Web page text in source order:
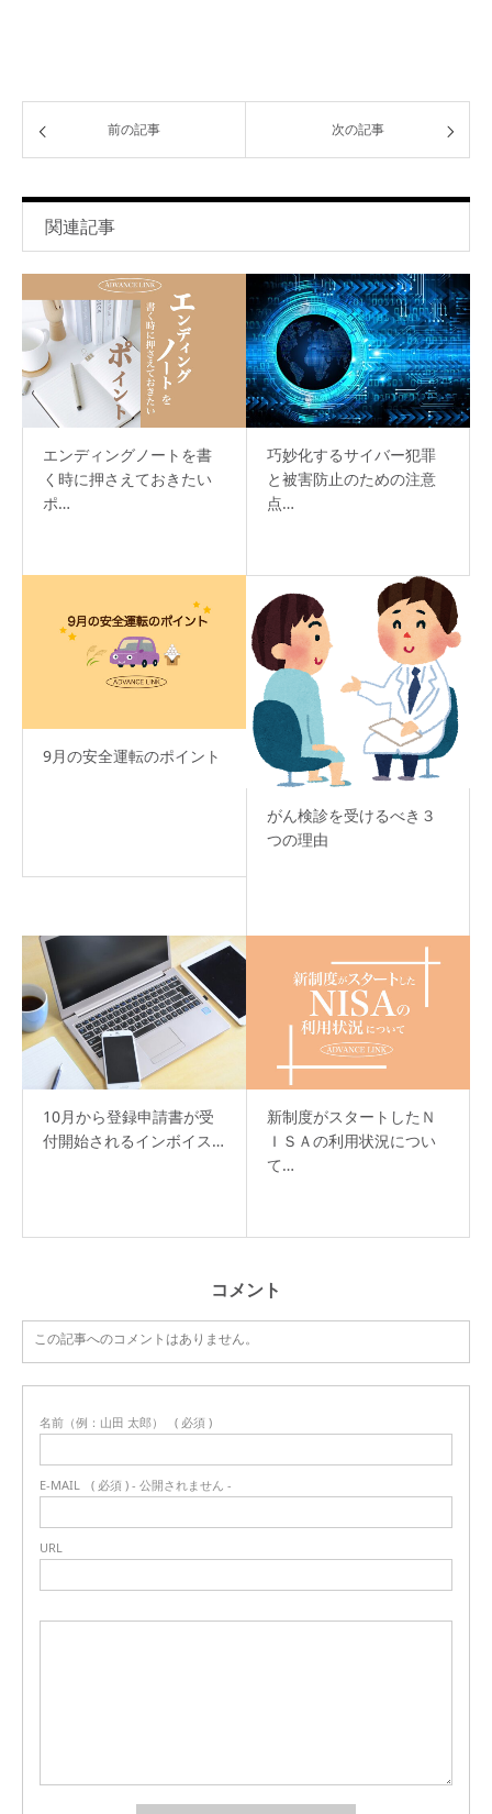
前の記事 次の記事
関連記事
エンディングノートを書
く時に押さえておきたい
ポ…
巧妙化するサイバー犯罪
と被害防止のための注意
点…
9月の安全運転のポイント
がん検診を受けるべき３
つの理由
10月から登録申請書が受
付開始されるインボイス…
新制度がスタートしたＮ
ＩＳＡの利用状況につい
て…
コメント
この記事へのコメントはありません。
名前（例：山田 太郎） ( 必須 )
E-MAIL ( 必須 ) - 公開されません -
URL